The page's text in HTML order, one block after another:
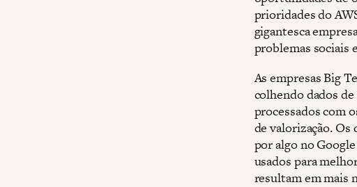
prioridades do
gigantesca
problemas sociais
As empresas Big
colhendo dados
processados com
de valorização. Os
por algo no
usados para
resultam em mais